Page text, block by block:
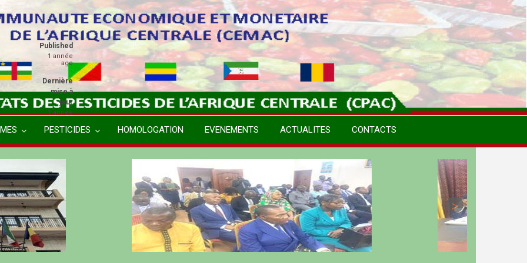
PESTICIDES HOMOLOGATION EVENEMENTS ACTUALITES CONTACTS
Published
1 année
ago
Dernière
mise à
jour
1 année